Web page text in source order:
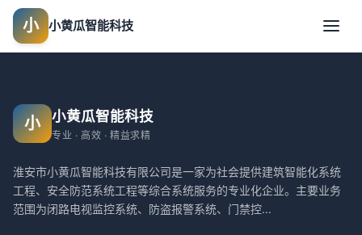
小 小黄瓜智能科技
小 小黄瓜智能科技
专业 · 高效 · 精益求精
淮安市小黄瓜智能科技有限公司是一家为社会提供建筑智能化系统
工程、安全防范系统工程等综合系统服务的专业化企业。主要业务
范围为闭路电视监控系统、防盗报警系统、门禁控...